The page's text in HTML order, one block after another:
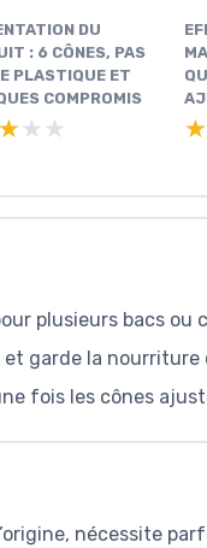
DU
: 6 CÔNES, PAS
PLASTIQUE ET
COMPROMIS
plusieurs bacs ou
et garde la
fois les cônes
nécessite